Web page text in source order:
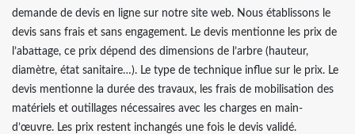
demande de devis en ligne sur notre site web. Nous établissons le
devis sans frais et sans engagement. Le devis mentionne les prix de
l’abattage, ce prix dépend des dimensions de l’arbre (hauteur,
diamètre, état sanitaire…). Le type de technique influe sur le prix. Le
devis mentionne la durée des travaux, les frais de mobilisation des
matériels et outillages nécessaires avec les charges en main-
d’œuvre. Les prix restent inchangés une fois le devis validé.